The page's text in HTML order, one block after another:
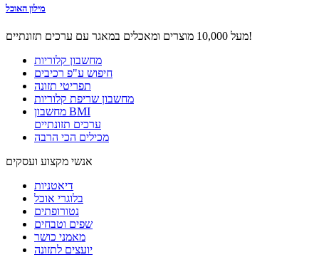
מילון האוכל
מעל 10,000 מוצרים ומאכלים במאגר עם ערכים תזונתיים!
מחשבון קלוריות
חיפוש ע"פ רכיבים
תפריטי תזונה
מחשבון שריפת קלוריות
מחשבון BMI
ערכים תזונתיים
מכילים הכי הרבה
אנשי מקצוע ועסקים
דיאטניות
בלוגרי אוכל
נטורופתים
שפים וטבחים
מאמני כושר
יועצים לתזונה